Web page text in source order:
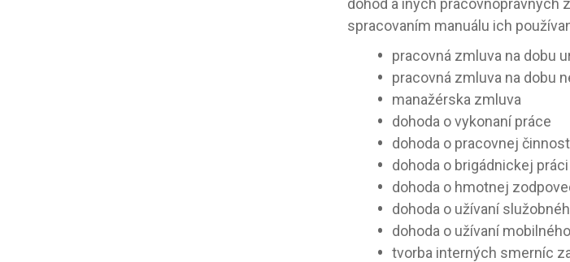
dohôd a iných pracovnoprávnych
spracovaním manuálu ich
pracovná zmluva na dobu
pracovná zmluva na dobu
manažérska zmluva
dohoda o vykonaní práce
dohoda o pracovnej
dohoda o brigádnickej
dohoda o hmotnej
dohoda o užívaní
dohoda o užívaní
tvorba interných smerníc